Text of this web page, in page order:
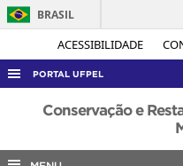
ACESSIBILIDADE
BRASIL
PORTAL UFPEL
ACESSO À INFORMAÇÃO
Conservação e